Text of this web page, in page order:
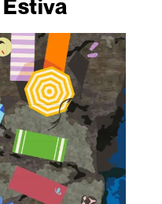
Laminati
tecniche